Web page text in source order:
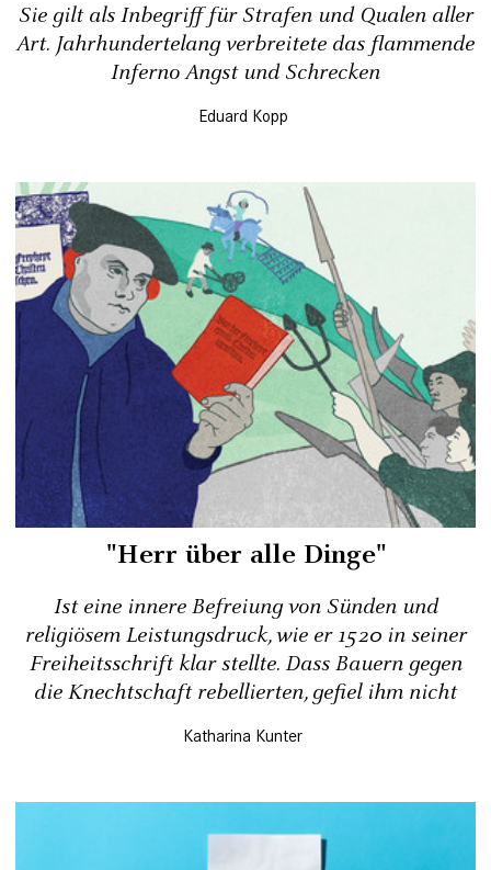
Sie gilt als Inbegriff für Strafen und Qualen aller
Art. Jahrhundertelang verbreitete das flammende
Inferno Angst und Schrecken
Eduard Kopp
"Herr über alle Dinge"
Ist eine innere Befreiung von Sünden und
religiösem Leistungsdruck, wie er 1520 in seiner
Freiheitsschrift klar stellte. Dass Bauern gegen
die Knechtschaft rebellierten, gefiel ihm nicht
Katharina Kunter